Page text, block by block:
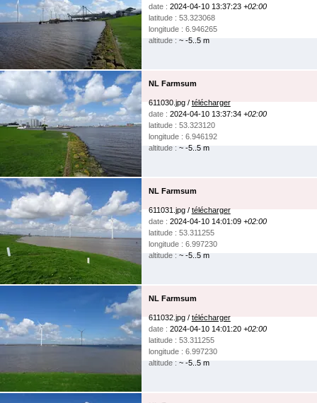
date : 2024-04-10 13:37:23 +02:00
latitude : 53.323068
longitude : 6.946265
altitude :~ -5..5 m
NL Farmsum
611030.jpg / télécharger
date : 2024-04-10 13:37:34 +02:00
latitude : 53.323120
longitude : 6.946192
altitude :~ -5..5 m
NL Farmsum
611031.jpg / télécharger
date : 2024-04-10 14:01:09 +02:00
latitude : 53.311255
longitude : 6.997230
altitude :~ -5..5 m
NL Farmsum
611032.jpg / télécharger
date : 2024-04-10 14:01:20 +02:00
latitude : 53.311255
longitude : 6.997230
altitude :~ -5..5 m